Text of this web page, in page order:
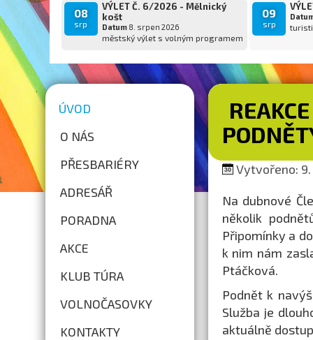
08
srp
VÝLET Č. 6/2026 - Mělnický
košt
Datum8. srpen 2026
městský výlet s volným programem
09
srp
ÚVOD
O NÁS
PŘESBARIÉRY
ADRESÁŘ
PORADNA
AKCE
KLUB TÚRA
VOLNOČASOVKY
KONTAKTY
Vytvořeno: 9.
Na dubnové
několik
Připomínky a
k nim nám
Ptáčková.
Podnět k
Služba je
aktuálně